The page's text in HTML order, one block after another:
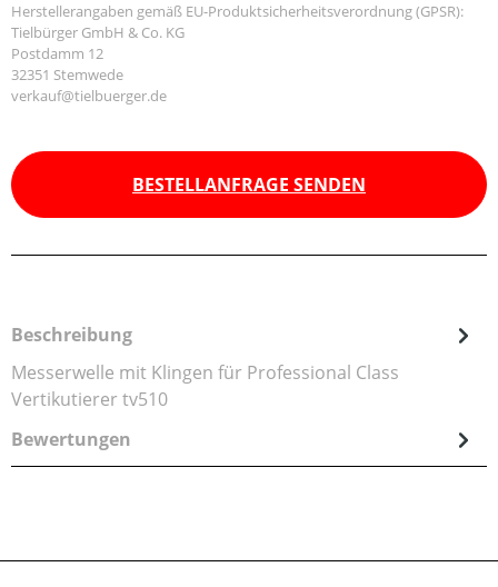
Herstellerangaben gemäß EU-Produktsicherheitsverordnung (GPSR):
Tielbürger GmbH & Co. KG
Postdamm 12
32351 Stemwede
verkauf@tielbuerger.de
BESTELLANFRAGE SENDEN
Beschreibung
Messerwelle mit Klingen für Professional Class
Vertikutierer tv510
Bewertungen